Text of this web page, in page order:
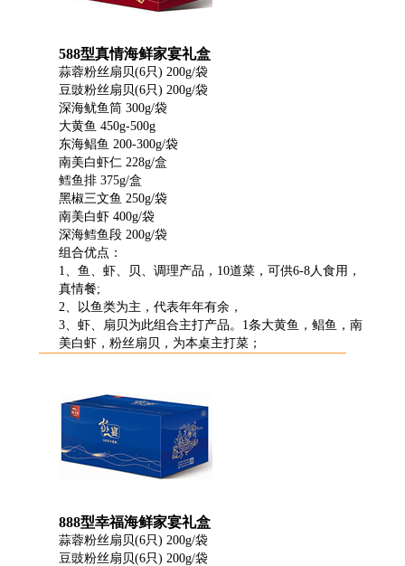
588型真情海鲜家宴礼盒
蒜蓉粉丝扇贝(6只) 200g/袋
豆豉粉丝扇贝(6只) 200g/袋
深海鱿鱼筒 300g/袋
大黄鱼 450g-500g
东海鲳鱼 200-300g/袋
南美白虾仁 228g/盒
鳕鱼排 375g/盒
黑椒三文鱼 250g/袋
南美白虾 400g/袋
深海鳕鱼段 200g/袋
组合优点：
1、鱼、虾、贝、调理产品，10道菜，可供6-8人食用，
真情餐;
2、以鱼类为主，代表年年有余，
3、虾、扇贝为此组合主打产品。1条大黄鱼，鲳鱼，南
美白虾，粉丝扇贝，为本桌主打菜；
888型幸福海鲜家宴礼盒
蒜蓉粉丝扇贝(6只) 200g/袋
豆豉粉丝扇贝(6只) 200g/袋